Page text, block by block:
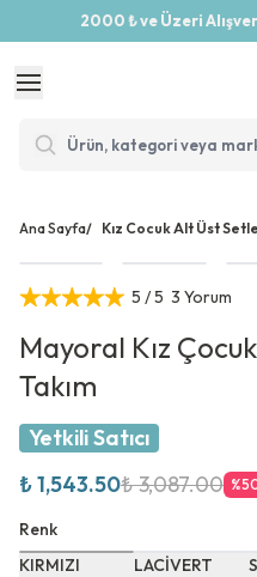
2000 ₺ ve Üzeri
Ana Sayfa/ Kız Cocuk Alt Üst
5 / 5 3 Yorum
Mayoral Kız
Takım
Yetkili Satıcı
₺ 1,543.50₺ 3,087.00 %
Renk
KIRMIZI
LACİVERT